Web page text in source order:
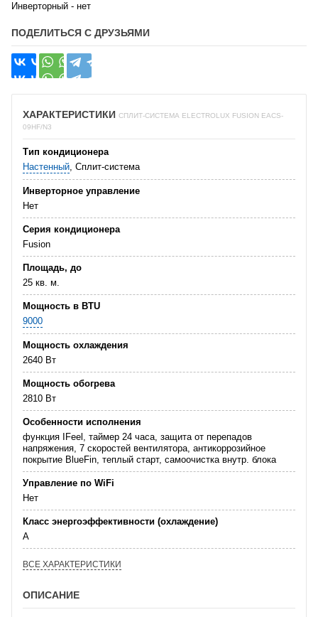
Инверторный - нет
ПОДЕЛИТЬСЯ С ДРУЗЬЯМИ
ХАРАКТЕРИСТИКИ СПЛИТ-СИСТЕМА ELECTROLUX FUSION EACS-
09HF/N3
Тип кондиционера
Настенный, Сплит-система
Инверторное управление
Нет
Серия кондиционера
Fusion
Площадь, до
25 кв. м.
Мощность в BTU
9000
Мощность охлаждения
2640 Вт
Мощность обогрева
2810 Вт
Особенности исполнения
функция IFeel, таймер 24 часа, защита от перепадов
напряжения, 7 скоростей вентилятора, антикоррозийное
покрытие BlueFin, теплый старт, самоочистка внутр. блока
Управление по WiFi
Нет
Класс энергоэффективности (охлаждение)
А
ВСЕ ХАРАКТЕРИСТИКИ
ОПИСАНИЕ